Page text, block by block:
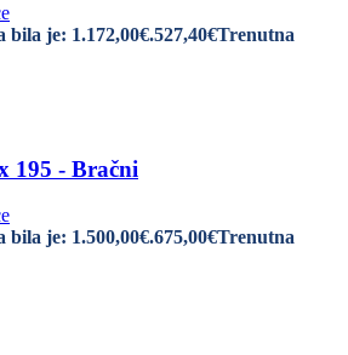
bila je: 1.172,00€.527,40€Trenutna
195 - Bračni
bila je: 1.500,00€.675,00€Trenutna